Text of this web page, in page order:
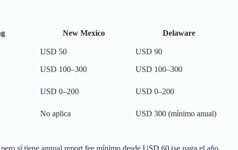
New Mexico Delaware
USD 50 USD 90
USD 100–300 USD 100–300
USD 0–200 USD 0–200
No aplica
USD 300 (mínimo anual)
sí tiene annual report fee mínimo desde USD 60 (se paga el año